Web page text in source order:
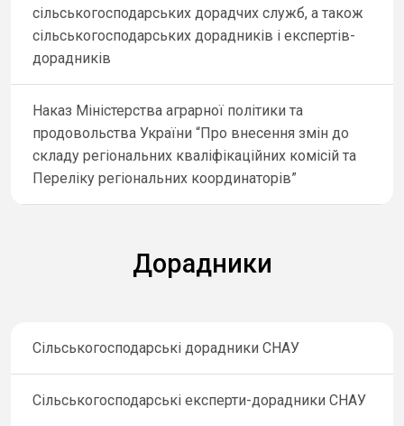
сільськогосподарських дорадчих служб, а також
сільськогосподарських дорадників і експертів-
дорадників
Наказ Міністерства аграрної політики та
продовольства України “Про внесення змін до
складу регіональних кваліфікаційних комісій та
Переліку регіональних координаторів”
Дорадники
Сільськогосподарські дорадники СНАУ
Сільськогосподарські експерти-дорадники СНАУ